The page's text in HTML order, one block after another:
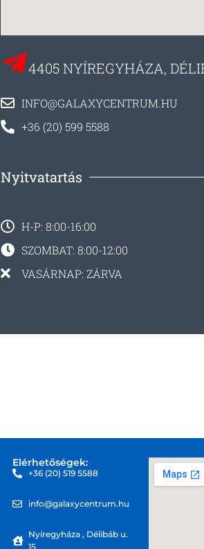
4405 NYÍREGYHÁZA,
INFO@GALAXYCENTRUM.HU
+36 (20) 599 5588
Nyitvatartás
H-P: 8:00-16:00
SZOMBAT: 8:00-12:00
VASÁRNAP: ZÁRVA
Elérhetőségek:
+36 (20) 519 5588
info@galaxycentrum.hu
Nyíregyháza , Délibáb u.
15